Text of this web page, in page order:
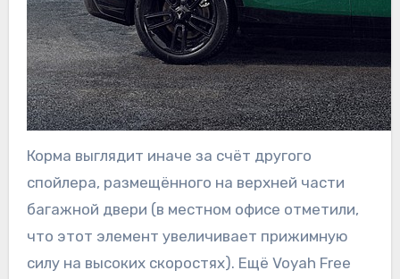
Корма выглядит иначе за счёт другого
спойлера, размещённого на верхней части
багажной двери (в местном офисе отметили,
что этот элемент увеличивает прижимную
силу на высоких скоростях). Ещё Voyah Free